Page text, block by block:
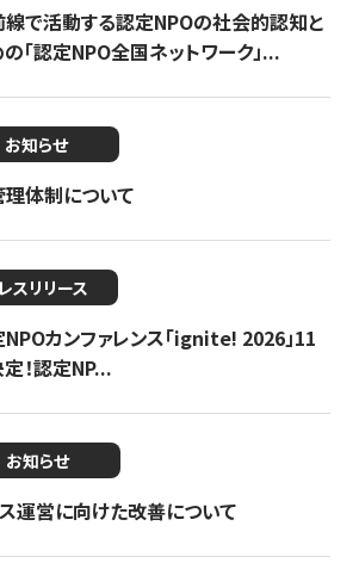
で活動する認定NPOの社会的認知と
「認定NPO全国ネットワーク」...
お知らせ
体制について
スリリース
カンファレンス「ignite! 2026」11
！認定NP...
お知らせ
運営に向けた改善について